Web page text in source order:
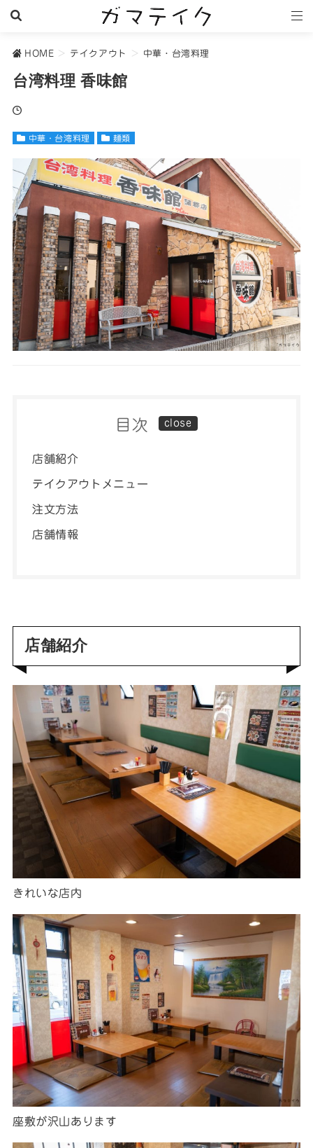
HOME > テイクアウト > 中華・台湾料理
台湾料理 香味館
中華・台湾料理 麺類
目次
店舗紹介
テイクアウトメニュー
注文方法
店舗情報
店舗紹介
きれいな店内
座敷が沢山あります